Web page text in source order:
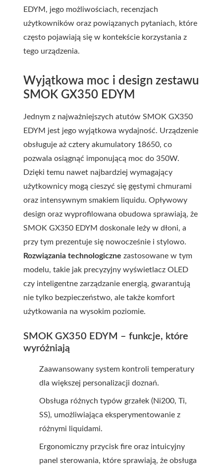
EDYM, jego możliwościach, recenzjach
użytkowników oraz powiązanych pytaniach, które
często pojawiają się w kontekście korzystania z
tego urządzenia.
Wyjątkowa moc i design zestawu
SMOK GX350 EDYM
Jednym z najważniejszych atutów SMOK GX350
EDYM jest jego wyjątkowa wydajność. Urządzenie
obsługuje aż cztery akumulatory 18650, co
pozwala osiągnąć imponującą moc do 350W.
Dzięki temu nawet najbardziej wymagający
użytkownicy mogą cieszyć się gęstymi chmurami
oraz intensywnym smakiem liquidu. Opływowy
design oraz wyprofilowana obudowa sprawiają, że
SMOK GX350 EDYM doskonale leży w dłoni, a
przy tym prezentuje się nowocześnie i stylowo.
Rozwiązania technologiczne zastosowane w tym
modelu, takie jak precyzyjny wyświetlacz OLED
czy inteligentne zarządzanie energią, gwarantują
nie tylko bezpieczeństwo, ale także komfort
użytkowania na wysokim poziomie.
SMOK GX350 EDYM – funkcje, które
wyróżniają
Zaawansowany system kontroli temperatury
dla większej personalizacji doznań.
Obsługa różnych typów grzałek (Ni200, Ti,
SS), umożliwiająca eksperymentowanie z
różnymi liquidami.
Ergonomiczny przycisk fire oraz intuicyjny
panel sterowania, które sprawiają, że obsługa